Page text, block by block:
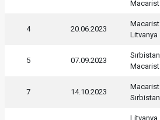
4 20.06.2023
Litvanya
5 07.09.2023
Sırbistan
7 14.10.2023
Sırbistan
Litvanya